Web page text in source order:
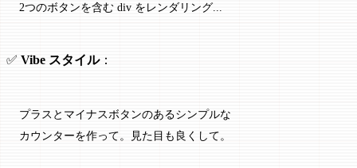
2つのボタンを含む div をレンダリング...
✅ Vibe スタイル：
プラスとマイナスボタンのあるシンプルな
カウンターを作って。見た目も良くして。